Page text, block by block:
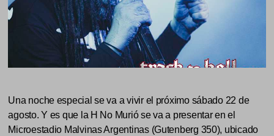
Una noche especial se va a vivir el próximo sábado 22 de
agosto. Y es que la H No Murió se va a presentar en el
Microestadio Malvinas Argentinas (Gutenberg 350), ubicado